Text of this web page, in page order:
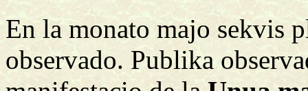
En la monato majo sekvis
observado. Publika